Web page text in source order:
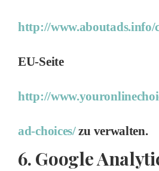
http://www.aboutads.info/
EU-Seite
http://
ad-choices/zu verwalten.
6. Google